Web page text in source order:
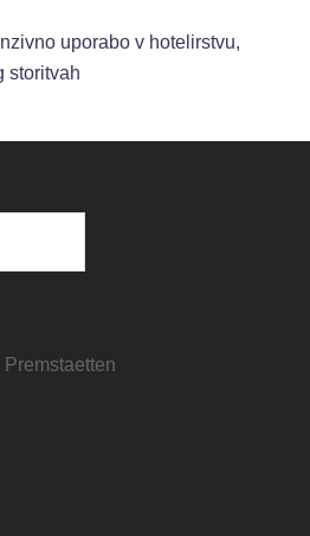
uporabo v hotelirstvu,
storitvah